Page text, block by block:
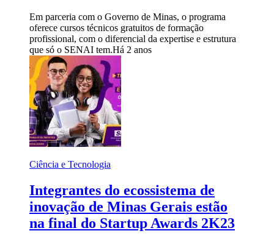
Em parceria com o Governo de Minas, o programa
oferece cursos técnicos gratuitos de formação
profissional, com o diferencial da expertise e estrutura
que só o SENAI tem.Há 2 anos
Ciência e Tecnologia
Integrantes do ecossistema de
inovação de Minas Gerais estão
na final do Startup Awards 2K23